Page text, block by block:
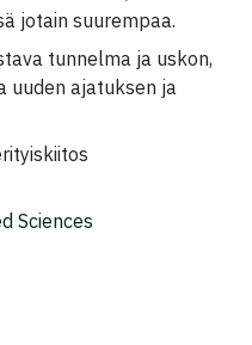
jotain suurempaa.
tunnelma ja uskon,
uuden ajatuksen ja
Sciences